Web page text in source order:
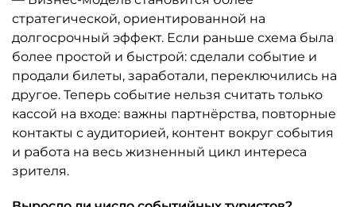
стратегической, ориентированной на
долгосрочный эффект. Если раньше схема была
более простой и быстрой: сделали событие и
продали билеты, заработали, переключились на
другое. Теперь событие нельзя считать только
кассой на входе: важны партнёрства, повторные
контакты с аудиторией, контент вокруг события
и работа на весь жизненный цикл интереса
зрителя.